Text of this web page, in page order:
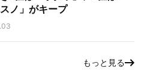
スノ」がキープ
もっと見る